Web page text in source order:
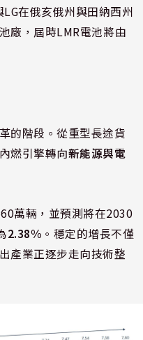
在俄亥俄州與田納西州
廠，屆時LMR電池將由
的階段。從重型長途貨
燃引擎轉向新能源與電
萬輛，並預測將在2030
2.38% 。穩定的增長不僅
產業正逐步走向技術整